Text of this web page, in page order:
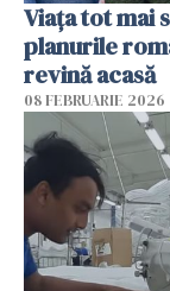
Viața tot mai
planurile
revină acasă
08 FEBRUARIE 2026